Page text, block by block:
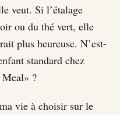
veut. Si l’étalage
ou du thé vert, elle
plus heureuse. N’est-
standard chez
Meal» ?
vie à choisir sur le